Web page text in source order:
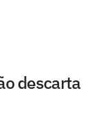
descarta